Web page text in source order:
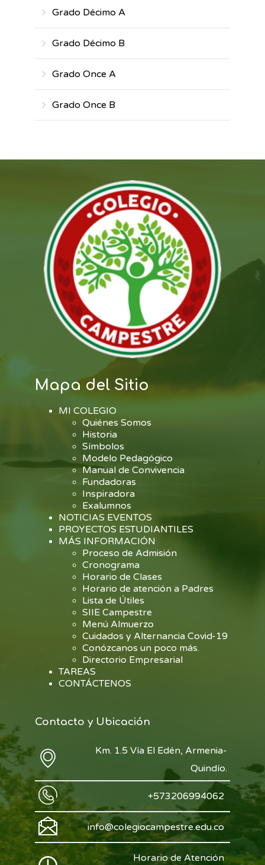
Grado Décimo A
Grado Décimo B
Grado Once A
Grado Once B
Mapa del Sitio
MI COLEGIO
Quiénes Somos
Historia
Símbolos
Modelo Pedagógico
Manual de Convivencia
Fundadoras
Inspiradora
Exalumnos
NOTICIAS EVENTOS
PROYECTOS ESTUDIANTILES
MÁS INFORMACIÓN
Proceso de Admisión
Cronograma
Horario de Clases
Horario de atención a Padres
Lista de Útiles
SIIE Campestre
Menú Almuerzo
Cuidados y Alternancia Covid-19
Conózcanos un poco más.
Directorio Empresarial
TAREAS
CONTÁCTENOS
Contacto y Ubicación
Km. 1.5 Vía El Edén, Armenia-
Quindío.
+573206994062
info@colegiocampestre.edu.co
Horario de Atención